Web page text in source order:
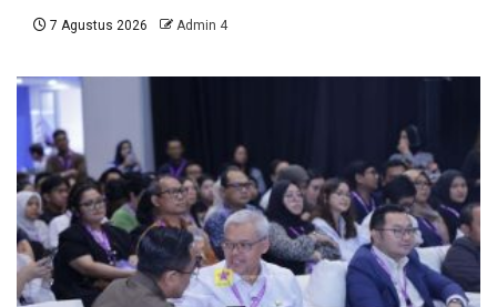
7 Agustus 2026 Admin 4